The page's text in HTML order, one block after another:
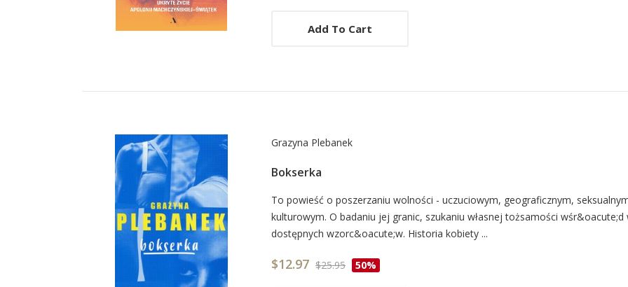
Add To Cart
Grazyna Plebanek
Bokserka
Card
List
Article
To powieść o poszerzaniu wolności - uczuciowym, geograficznym,
kulturowym. O badaniu jej granic, szukaniu własnej tożsamości wśr&oacute;d
dostępnych wzorc&oacute;w. Historia kobiety ...
$12.97 $25.95 50%